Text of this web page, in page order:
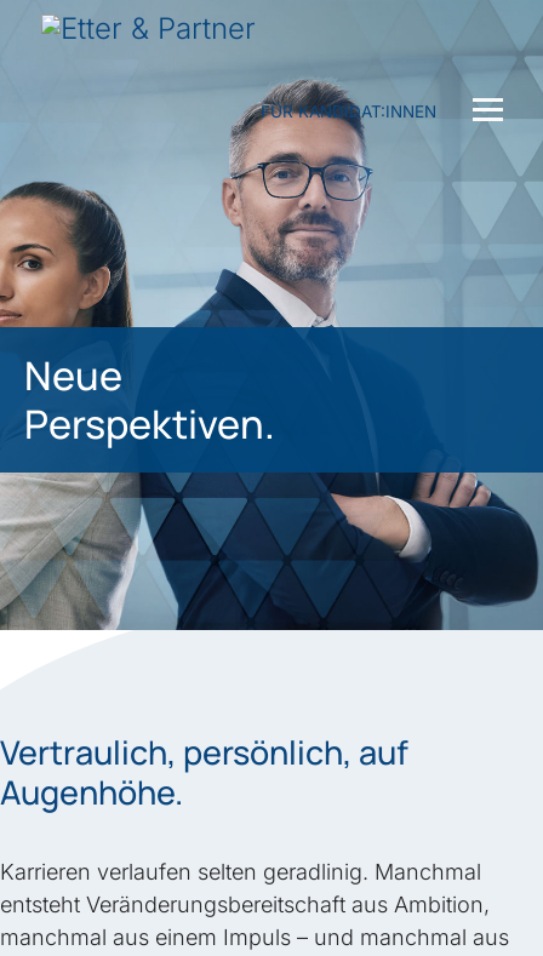
FÜR KANDIDAT:INNEN
Neue
Perspektiven.
Vertraulich, persönlich, auf
Augenhöhe.
Karrieren verlaufen selten geradlinig. Manchmal
entsteht Veränderungsbereitschaft aus Ambition,
manchmal aus einem Impuls – und manchmal aus